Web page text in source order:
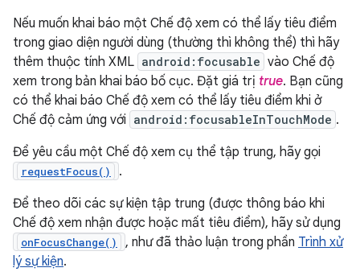
Nếu muốn khai báo một Chế độ xem có thể lấy tiêu điểm
trong giao diện người dùng (thường thì không thể) thì hãy
thêm thuộc tính XML android:focusable vào Chế độ
xem trong bản khai báo bố cục. Đặt giá trị true. Bạn cũng
có thể khai báo Chế độ xem có thể lấy tiêu điểm khi ở
Chế độ cảm ứng với android:focusableInTouchMode .
Để yêu cầu một Chế độ xem cụ thể tập trung, hãy gọi
requestFocus()
.
Để theo dõi các sự kiện tập trung (được thông báo khi
Chế độ xem nhận được hoặc mất tiêu điểm), hãy sử dụng
onFocusChange() , như đã thảo luận trong phần Trình xử
lý sự kiện.